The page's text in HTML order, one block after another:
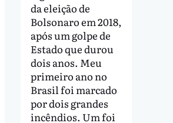
da eleição de
Bolsonaro em 2018,
após um golpe de
Estado que durou
dois anos. Meu
primeiro ano no
Brasil foi marcado
por dois grandes
incêndios. Um foi